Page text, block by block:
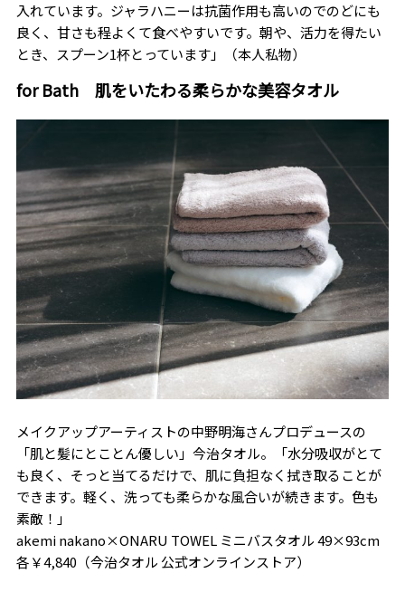
入れています。ジャラハニーは抗菌作用も高いのでのどにも
良く、甘さも程よくて食べやすいです。朝や、活力を得たい
とき、スプーン1杯とっています」（本人私物）
for Bath 肌をいたわる柔らかな美容タオル
メイクアップアーティストの中野明海さんプロデュースの
「肌と髪にとことん優しい」今治タオル。「水分吸収がとて
も良く、そっと当てるだけで、肌に負担なく拭き取ることが
できます。軽く、洗っても柔らかな風合いが続きます。色も
素敵！」
akemi nakano×ONARU TOWEL ミニバスタオル 49×93cm
各￥4,840（今治タオル 公式オンラインストア）